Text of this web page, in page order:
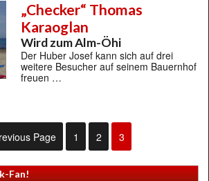
„Checker“ Thomas
Karaoglan
Wird zum Alm-Öhi
Der Huber Josef kann sich auf drei
weitere Besucher auf seinem Bauernhof
freuen …
Page 1 2 3
Fan!